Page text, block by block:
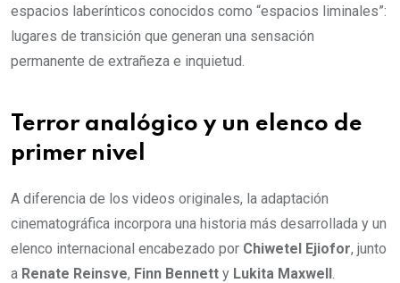
espacios laberínticos conocidos como “espacios liminales”:
lugares de transición que generan una sensación
permanente de extrañeza e inquietud.
Terror analógico y un elenco de
primer nivel
A diferencia de los videos originales, la adaptación
cinematográfica incorpora una historia más desarrollada y un
elenco internacional encabezado por Chiwetel Ejiofor, junto
a Renate Reinsve, Finn Bennett y Lukita Maxwell.